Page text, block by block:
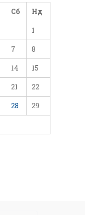
Сб Нд
1
7 8
14 15
21 22
28 29